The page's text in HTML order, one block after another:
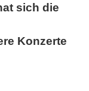
sich die
Konzerte